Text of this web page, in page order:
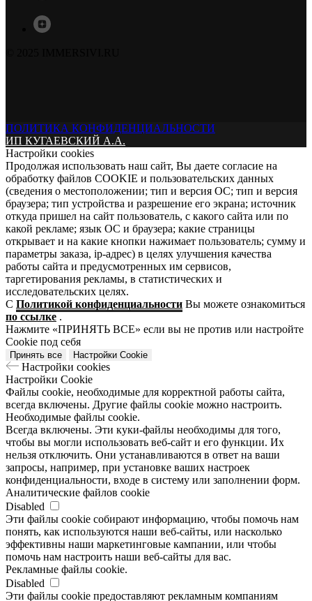
ПОЛИТИКА КОНФИДЕНЦИАЛЬНОСТИ
ИП КУГАЕВСКИЙ А.А.
Настройки cookies
Продолжая использовать наш сайт, Вы даете согласие на
обработку файлов COOKIE и пользовательских данных
(сведения о местоположении; тип и версия ОС; тип и версия
браузера; тип устройства и разрешение его экрана; источник
откуда пришел на сайт пользователь, с какого сайта или по
какой рекламе; язык ОС и браузера; какие страницы
открывает и на какие кнопки нажимает пользователь; сумму и
параметры заказа, ip-адрес) в целях улучшения качества
работы сайта и предусмотренных им сервисов,
таргетирования рекламы, в статистических и
исследовательских целях.
С Политикой конфиденциальности Вы можете ознакомиться
по ссылке .
Нажмите «ПРИНЯТЬ ВСЕ» если вы не против или настройте
Cookie под себя
Принять все Настройки Cookie
Настройки cookies
Настройки Cookie
Файлы cookie, необходимые для корректной работы сайта,
всегда включены. Другие файлы cookie можно настроить.
Необходимые файлы cookie.
Всегда включены. Эти куки-файлы необходимы для того,
чтобы вы могли использовать веб-сайт и его функции. Их
нельзя отключить. Они устанавливаются в ответ на ваши
запросы, например, при установке ваших настроек
конфиденциальности, входе в систему или заполнении форм.
Aналитические файлов cookie
Disabled
Эти файлы cookie собирают информацию, чтобы помочь нам
понять, как используются наши веб-сайты, или насколько
эффективны наши маркетинговые кампании, или чтобы
помочь нам настроить наши веб-сайты для вас.
Рекламные файлы cookie.
Disabled
Эти файлы cookie предоставляют рекламным компаниям